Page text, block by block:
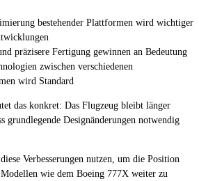
bestehender Plattformen wird wichtiger
präzisere Fertigung gewinnen an Bedeutung
zwischen verschiedenen
wird Standard
das konkret: Das Flugzeug bleibt länger
grundlegende Designänderungen notwendig
Verbesserungen nutzen, um die Position
Modellen wie dem Boeing 777X weiter zu